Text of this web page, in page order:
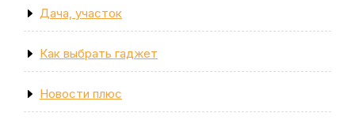
Дача, участок
Как выбрать гаджет
Новости плюс